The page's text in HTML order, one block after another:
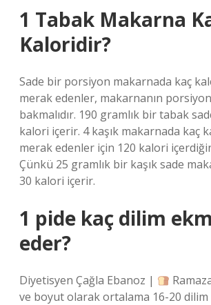
1 Tabak Makarna
Kaloridir?
Sade bir porsiyon makarnada kaç
merak edenler, makarnanın
bakmalıdır. 190 gramlık bir tabak
kalori içerir. 4 kaşık makarnada kaç
merak edenler için 120 kalori
Çünkü 25 gramlık bir kaşık sade
30 kalori içerir.
1 pide kaç dilim
eder?
Diyetisyen Çağla Ebanoz |
ve boyut olarak ortalama 16-20